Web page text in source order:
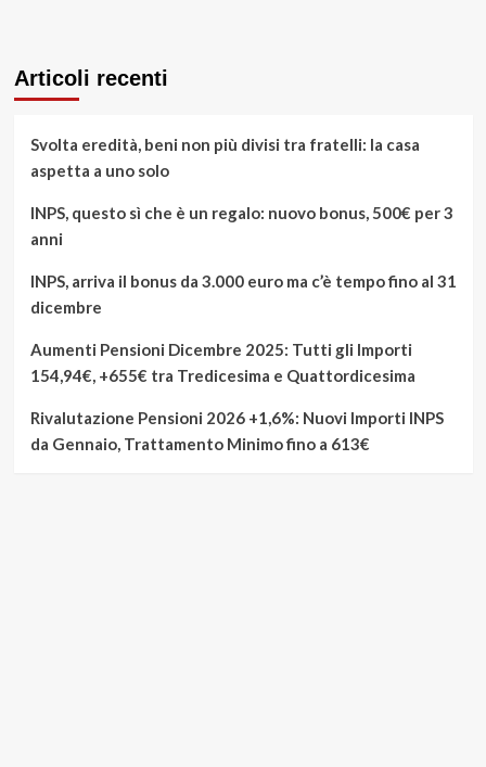
Articoli recenti
Svolta eredità, beni non più divisi tra fratelli: la casa
aspetta a uno solo
INPS, questo sì che è un regalo: nuovo bonus, 500€ per 3
anni
INPS, arriva il bonus da 3.000 euro ma c’è tempo fino al 31
dicembre
Aumenti Pensioni Dicembre 2025: Tutti gli Importi
154,94€, +655€ tra Tredicesima e Quattordicesima
Rivalutazione Pensioni 2026 +1,6%: Nuovi Importi INPS
da Gennaio, Trattamento Minimo fino a 613€